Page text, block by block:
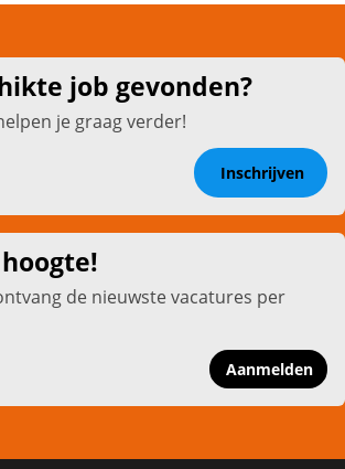
job gevonden?
je graag verder!
Inschrijven
de nieuwste vacatures per
Aanmelden